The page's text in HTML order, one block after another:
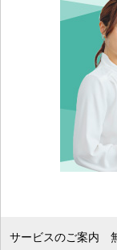
サービスのご案内